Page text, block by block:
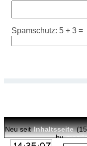
Spamschutz: 5 + 3 =
Neu seitInhaltsseite
by